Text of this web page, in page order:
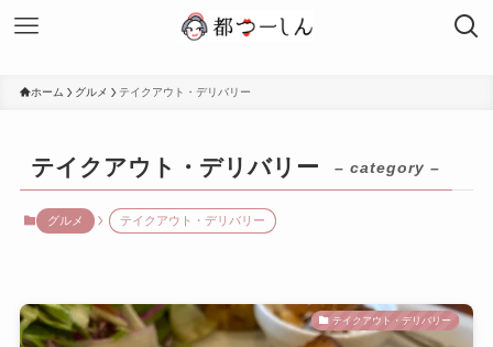
ホーム グルメ テイクアウト・デリバリー
テイクアウト・デリバリー – category –
グルメ テイクアウト・デリバリー
テイクアウト・デリバリー